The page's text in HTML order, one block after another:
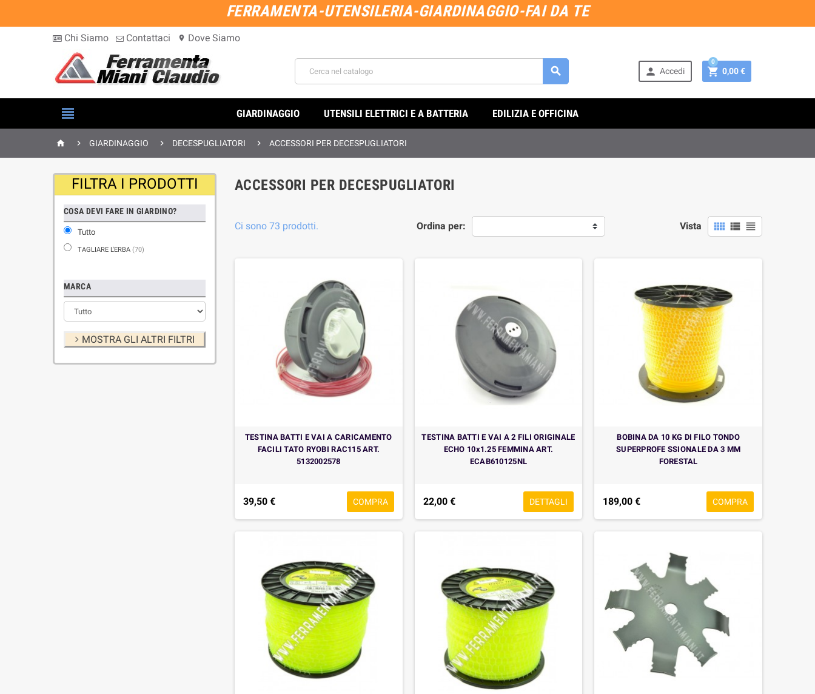
FERRAMENTA-UTENSILERIA-GIARDINAGGIO-FAI DA TE
Chi Siamo Contattaci location_on Dove Siamo
  Accedi  0,00 €
0
 GIARDINAGGIO UTENSILI ELETTRICI E A BATTERIA EDILIZIA E OFFICINA
  GIARDINAGGIO  DECESPUGLIATORI  ACCESSORI PER DECESPUGLIATORI
FILTRA I PRODOTTI
COSA DEVI FARE IN GIARDINO?
Tutto
TAGLIARE L'ERBA (70)
MARCA
MOSTRA GLI ALTRI FILTRI
ACCESSORI PER DECESPUGLIATORI
Ci sono 73 prodotti. Ordina per: Vista   
TESTINA BATTI E VAI A CARICAMENTO
FACILI TATO RYOBI RAC115 ART.
5132002578
39,50 € COMPRA
TESTINA BATTI E VAI A 2 FILI ORIGINALE
ECHO 10x1.25 FEMMINA ART.
ECAB610125NL
22,00 € DETTAGLI
BOBINA DA 10 KG DI FILO TONDO
SUPERPROFE SSIONALE DA 3 MM
FORESTAL
189,00 € COMPRA